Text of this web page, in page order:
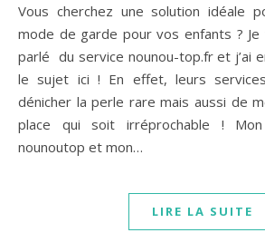
Vous cherchez une solution idéale pour trouver le bon
mode de garde pour vos enfants ?
parlé du service nounou-top.fr et j’ai
le sujet ici ! En effet, leurs
dénicher la perle rare mais aussi de
place qui soit irréprochable !
nounoutop et mon…
LIRE LA SUITE